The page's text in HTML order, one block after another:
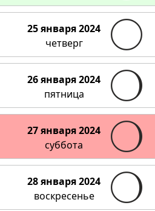
25 января 2024
четверг
26 января 2024
пятница
27 января 2024
суббота
28 января 2024
воскресенье